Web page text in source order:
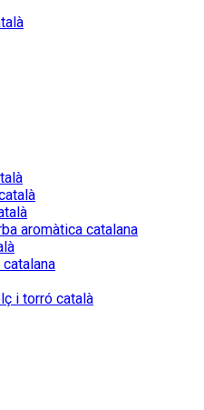
aromàtica catalana
i torró català